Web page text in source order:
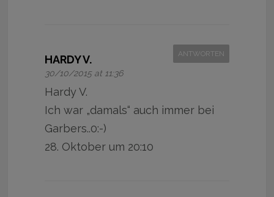
HARDY V.
30/10/2015 at 11:36
ANTWORTEN
Hardy V.
Ich war „damals“ auch immer bei
Garbers..0:-)
28. Oktober um 20:10